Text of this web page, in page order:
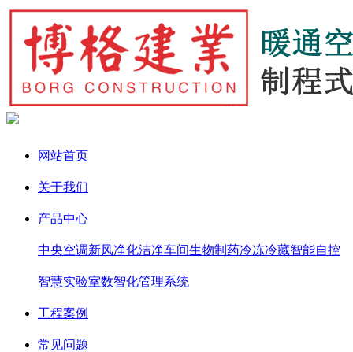
网站首页
关于我们
产品中心
中央空调新风净化洁净车间生物制药冷冻冷藏智能自控
智慧实验室数智化管理系统
工程案例
常见问题